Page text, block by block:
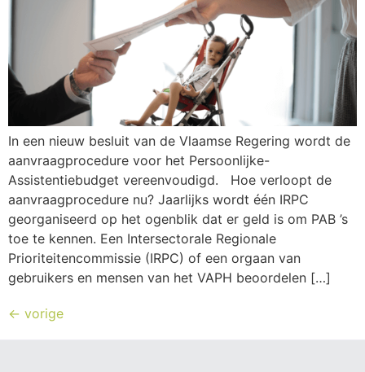
In een nieuw besluit van de Vlaamse Regering wordt de
aanvraagprocedure voor het Persoonlijke-
Assistentiebudget vereenvoudigd. Hoe verloopt de
aanvraagprocedure nu? Jaarlijks wordt één IRPC
georganiseerd op het ogenblik dat er geld is om PAB ’s
toe te kennen. Een Intersectorale Regionale
Prioriteitencommissie (IRPC) of een orgaan van
gebruikers en mensen van het VAPH beoordelen […]
← vorige